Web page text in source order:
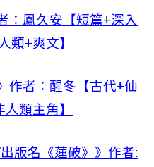
：鳳久安【短篇+深入
類+爽文】
作者：醒冬【古代+仙
類主角】
版名《蓮破》》作者: